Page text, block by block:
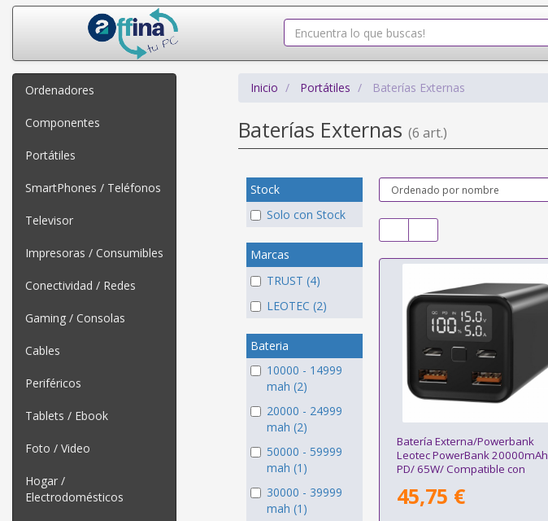
Ordenadores
Componentes
Portátiles
SmartPhones / Teléfonos
Televisor
Impresoras / Consumibles
Conectividad / Redes
Gaming / Consolas
Cables
Periféricos
Tablets / Ebook
Foto / Video
Hogar /
Electrodomésticos
Inicio Portátiles Baterías Externas
Baterías Externas (6 art.)
Stock
Solo con Stock
Marcas
TRUST (4)
LEOTEC (2)
Bateria
10000 - 14999
mah (2)
20000 - 24999
mah (2)
50000 - 59999
mah (1)
30000 - 39999
mah (1)
Batería Externa/Powerbank
Leotec PowerBank 20000mAh
PD/ 65W/ Compatible con
45,75 €